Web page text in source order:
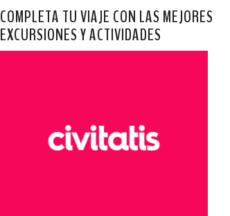
COMPLETA TU VIAJE CON LAS MEJORES
EXCURSIONES Y ACTIVIDADES